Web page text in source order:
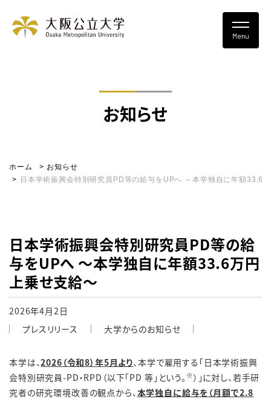
お知らせ
ホーム
お知らせ
日本学術振興会特別研究員PD等の給与をUPへ ～本学独自に年額33.6
日本学術振興会特別研究員PD等の給
与をUPへ ～本学独自に年額33.6万円
上乗せ支給～
2026年4月2日
プレスリリース
大学からのお知らせ
本学は、2026 （令和8）年5月より、本学で雇用する「日本学術振興
会特別研究員-PD・RPD （以下「PD 等」という。 ※ ）」に対し、若手研
究者の研究環境改善の観点から、本学独自に給与を（月額で2.8